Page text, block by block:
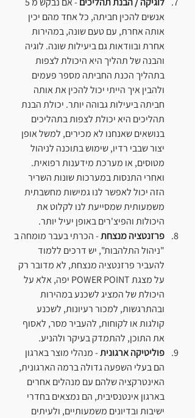
אנשים להכין חביתה, כל אחד מהם יכין
אותה אחרת, עם טעם שונה, במהירות
אחרת ובוודאות גם ביעילות שונה. לוגיה
והבנה של תהליך היא היכולת לצפות
בתהליך הכנת החביתה מספר פעמים
ולהבין איך הייתי יכול להכין את אותה
חביתה ביעילות גבוהה יותר. יכולת הבנת
תהליכים היא יכולת לצפות בתהליכים
בנושאים שאנחנו לא מכירים, למשל אופן
יצור שבבי רדיו, שימוש בתוכנה לניהול
מטוסים, או מערכת מידענות רפואית.
ואחרי התנסות במערכות שונות השריר
הזה יכול לאפשר לנו גמישות מחשבתית
משמעותית שמסייעת לנו לקלוט את
היכולות והפיצ'רים באופן יעיל יותר.
פרזנטציה מנצחת - הכרתי בעבר מומחה ב
"ניהול התלהבות", יש דרכים ללמוד
להעביר פרזנטציה מנצחת, לא מדובר רק
על מצגת POWER POINT יפה, אלא על
היכולת של המציג לשכנע במהירות
ובהתרגשות, למכור רעיונות, לשכנע
קולגות או לקוחות, להעביר מסר, לאסוף
את התוכן, להתמדק בעיקר ולהניע.
פוליטיקה ארגונית - מנהלי מוצר בארגון
הם בעלי השפעה גדולה ברמה הארגונית,
האינטרקציה שלהם עם מנהלים אחרים
בארגון אינטנסיבית, הם נמצאים בחדרי
ישיבות ובדיונים משמעותיים, ולעיתים